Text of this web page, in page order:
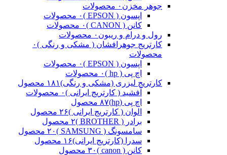
جوهر مخزن ۰ محصولات
اپسون ( EPSON )
۰ محصولات
کانن ( CANON )
۰ محصولات
رول و درام و ریبون ۰ محصولات
کارتریج جوهرافشان ( مشکی و رنگی )۰
محصولات
اپسون ( EPSON )
۰ محصولات
اچ پی ( hp )
۰ محصولات
کارتریج لیزری (مشکی و رنگی)۱۸۱ محصول
آفشید ( کارتریج ایرانی )۰ محصولات
اچ پی (hp)
۸۷ محصول
الوان ( کارتریج ایرانی )۲۶ محصول
برادر ( BROTHER )
۲ محصول
سامسونگ ( SAMSUNG )
۲۰ محصول
سدرا (کارتریج ایرانی)۱۶ محصول
کانن ( canon )
۳۰ محصول